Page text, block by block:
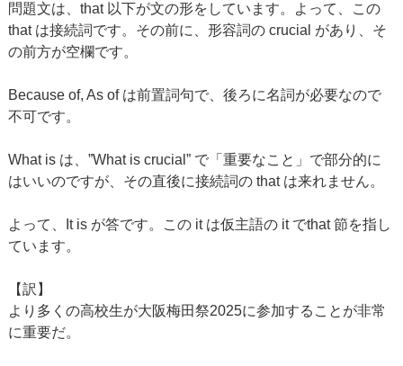
問題文は、that 以下が文の形をしています。よって、この
that は接続詞です。その前に、形容詞の crucial があり、そ
の前方が空欄です。
Because of, As of は前置詞句で、後ろに名詞が必要なので
不可です。
What is は、”What is crucial” で「重要なこと」で部分的に
はいいのですが、その直後に接続詞の that は来れません。
よって、It is が答です。この it は仮主語の it でthat 節を指し
ています。
【訳】
より多くの高校生が大阪梅田祭2025に参加することが非常
に重要だ。